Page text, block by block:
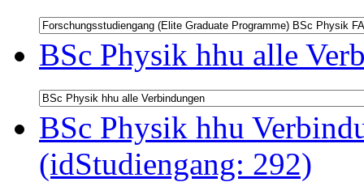
BSc Physik hhu alle
BSc Physik hhu
(idStudiengang: 292)